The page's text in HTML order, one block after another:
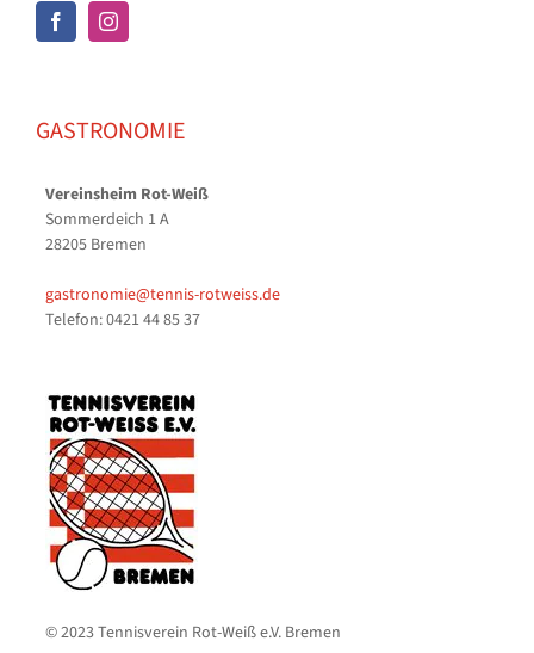
GASTRONOMIE
Vereinsheim Rot-Weiß
Sommerdeich 1 A
28205 Bremen
gastronomie@tennis-rotweiss.de
Telefon: 0421 44 85 37
© 2023 Tennisverein Rot-Weiß e.V. Bremen